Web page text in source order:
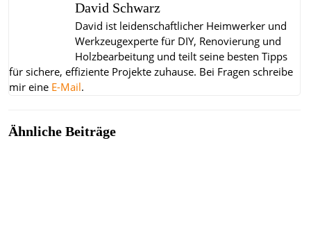
David Schwarz
David ist leidenschaftlicher Heimwerker und
Werkzeugexperte für DIY, Renovierung und
Holzbearbeitung und teilt seine besten Tipps
für sichere, effiziente Projekte zuhause. Bei Fragen schreibe
mir eine E-Mail.
Ähnliche Beiträge